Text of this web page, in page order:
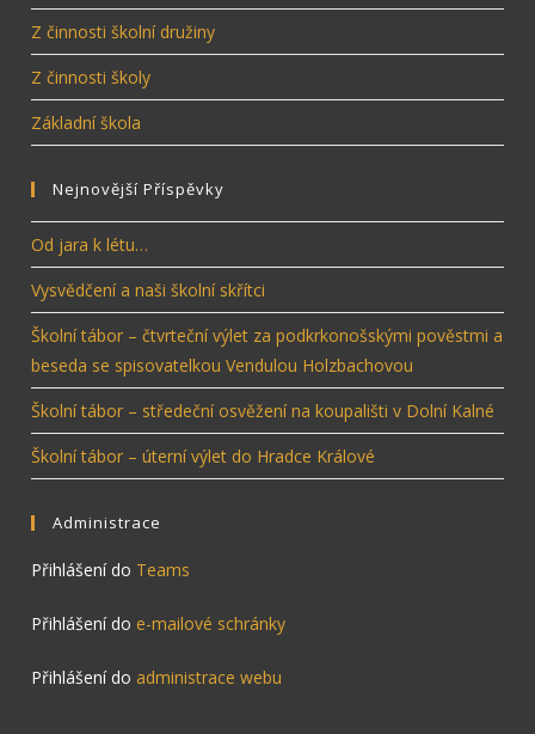
Z činnosti školní družiny
Z činnosti školy
Základní škola
Nejnovější Příspěvky
Od jara k létu…
Vysvědčení a naši školní skřítci
Školní tábor – čtvrteční výlet za podkrkonošskými pověstmi a
beseda se spisovatelkou Vendulou Holzbachovou
Školní tábor – středeční osvěžení na koupališti v Dolní Kalné
Školní tábor – úterní výlet do Hradce Králové
Administrace
Přihlášení do Teams
Přihlášení do e-mailové schránky
Přihlášení do administrace webu